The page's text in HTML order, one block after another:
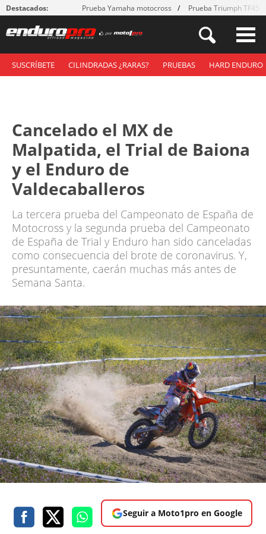
Destacados: Prueba Yamaha motocross Prueba Triumph
SUSCRÍBETE CILINDRADAS ¿RARAS? PRUEBAS HARD ENDURO
Cancelado el MX de
Malpatida, el Trial de Baiona
y el Enduro de
Valdecaballeros
La tercera prueba del Campeonato de España de
Motocross y la segunda prueba del Campeonato
de España de Trial y Enduro han sido canceladas
como consecuencia del brote de coronavirus. Y,
presuntamente, caerán muchas más antes de
Semana Santa.
Seguir a Moto1pro en Google